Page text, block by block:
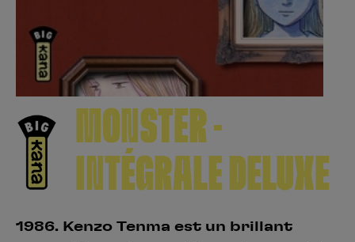
MONSTER -
INTÉGRALE DELUXE
1986. Kenzo Tenma est un brillant
Se connecter S’inscrire
Hunter x Hunter
Fire Force
Black Butler